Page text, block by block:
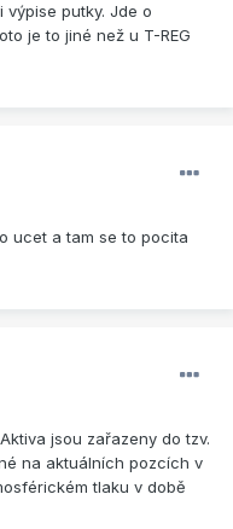
putky. Jde o
je to jiné než u T-REG
ucet a tam se to pocita
jsou zařazeny do tzv.
na aktuálních pozcích v
tlaku v době